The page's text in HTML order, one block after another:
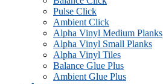
Pulse Click
Ambient Click
Alpha Vinyl Medium Planks
Alpha Vinyl Small Planks
Alpha Vinyl Tiles
Balance Glue Plus
Ambient Glue Plus